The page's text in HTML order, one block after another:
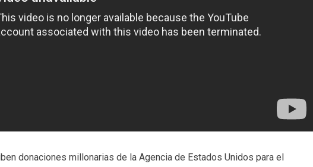
donaciones millonarias de la Agencia de Estados Unidos para el